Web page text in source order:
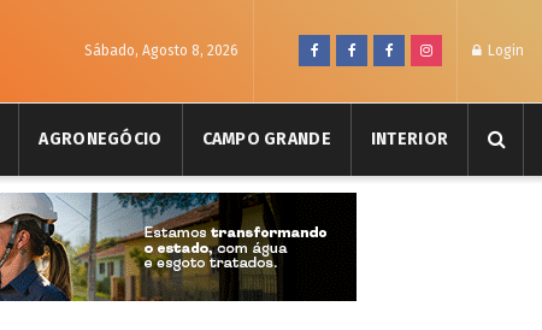
Sábado, Agosto 8, 2026 Login
AGRONEGÓCIO CAMPO GRANDE INTERIOR